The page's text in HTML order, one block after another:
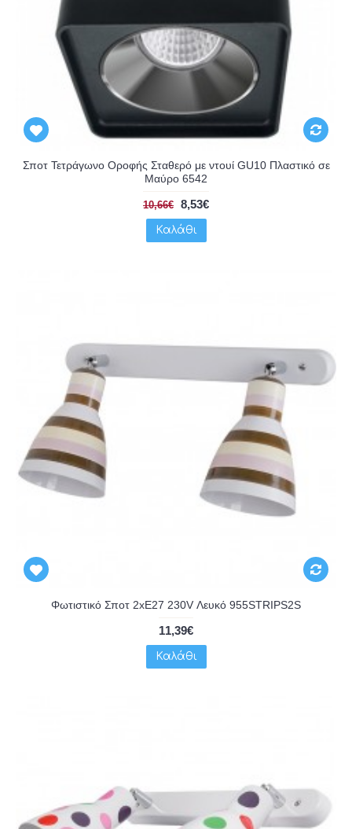
Σποτ Τετράγωνο Οροφής Σταθερό με ντουί GU10 Πλαστικό σε
Μαύρο 6542
10,66€ 8,53€
Καλάθι
Φωτιστικό Σποτ 2xE27 230V Λευκό 955STRIPS2S
11,39€
Καλάθι